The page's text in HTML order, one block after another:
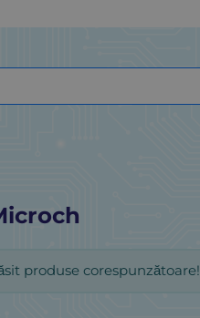
produse corespunzătoare!